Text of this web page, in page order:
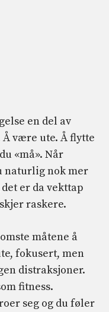
en del av
Å være ute. Å flytte
«må». Når
naturlig nok mer
er da vekttap
raskere.
måtene å
fokusert, men
distraksjoner.
fitness.
seg og du føler